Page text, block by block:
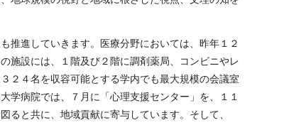
推進していきます。医療分野においては、昨年１２
施設には、１階及び２階に調剤薬局、コンビニやレ
２４名を収容可能とする学内でも最大規模の会議室
学病院では、７月に「心理支援センター」を、１１
ると共に、地域貢献に寄与しています。そして、